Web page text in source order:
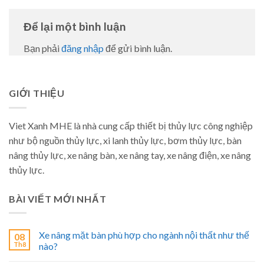
Để lại một bình luận
Bạn phải đăng nhập để gửi bình luận.
GIỚI THIỆU
Viet Xanh MHE là nhà cung cấp thiết bị thủy lực công nghiệp
như bộ nguồn thủy lực, xi lanh thủy lực, bơm thủy lực, bàn
nâng thủy lực, xe nâng bàn, xe nâng tay, xe nâng điện, xe nâng
thủy lực.
BÀI VIẾT MỚI NHẤT
08
Th8
Xe nâng mặt bàn phù hợp cho ngành nội thất như thế
nào?